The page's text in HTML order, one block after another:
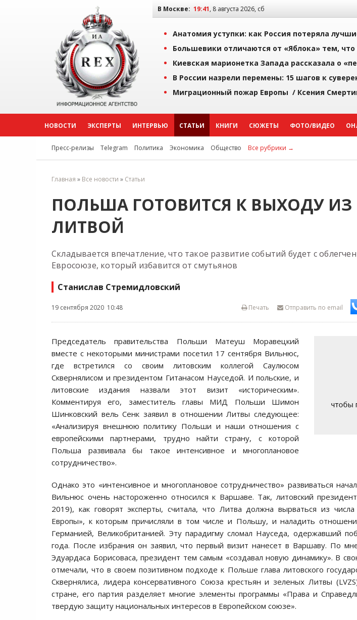
В Москве: 19:41, 8 августа 2026, сб
Анатомия уступки: как Россия потеряла
Большевики отличаются от «Яблока» тем,
Киевская марионетка Запада рассказала о
В России назрели перемены: 15 шагов к
Миграционный пожар Европы / Ксения
НОВОСТИ ЭКСПЕРТЫ ИНТЕРВЬЮ СТАТЬИ КНИГИ СЮЖЕТЫ ФОТО/ВИДЕО
Пресс-релизы Telegram Политика Экономика Общество Все рубрики →
Главная » Все новости » Статьи
ПОЛЬША ГОТОВИТСЯ К ВЫХОДУ ИЗ
ЛИТВОЙ
Складывается впечатление, что такое развитие событий будет с
Евросоюзе, который избавится от смутьянов
Станислав Стремидловский
19 сентября 2020 10:48 Отправить по email
Печать
Председатель правительства Польши Матеуш Моравецкий
вместе с некоторыми министрами посетил 17 сентября Вильнюс,
где встретился со своим литовским коллегой Саулюсом
Сквернялисом и президентом Гитанасом Науседой. И польские, и
литовские издания назвали этот визит «историческим».
Комментируя его, заместитель главы МИД Польши Шимон
Шинковский вель Сенк заявил в отношении Литвы следующее:
«Анализируя внешнюю политику Польши и наши отношения с
европейскими партнерами, трудно найти страну, с которой
Польша развивала бы такое интенсивное и многоплановое
сотрудничество».
Однако это «интенсивное и многоплановое сотрудничество» развиваться
Вильнюс очень настороженно относился к Варшаве. Так, литовский
2019), как говорят эксперты, считала, что Литва должна вырваться из
Европы», к которым причисляли в том числе и Польшу, и наладить
Германией, Великобританией. Эту парадигму сломал Науседа, одержавший
года. После избрания он заявил, что первый визит нанесет в Варшаву. По
Эдуардаса Борисоваса, президент тем самым «создавал новую динамику». В
отмечали, что в своем позитивном подходе к Польше глава литовского
Сквернялиса, лидера консервативного Союза крестьян и зеленых Литвы
стране, его партия разделяет многие элементы программы «Права и
твердую защиту национальных интересов в Европейском союзе».